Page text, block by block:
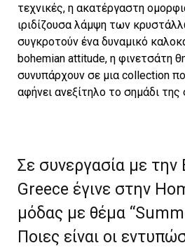
τεχνικές, η ακατέργαστη
ιριδίζουσα λάμψη των
συγκροτούν ένα δυναμικό
bohemian attitude, η φινετσάτη
συνυπάρχουν σε μια collection
αφήνει ανεξίτηλο το σημάδι της
Σε συνεργασία με
Greece έγινε στην
μόδας με θέμα
Ποιες είναι οι